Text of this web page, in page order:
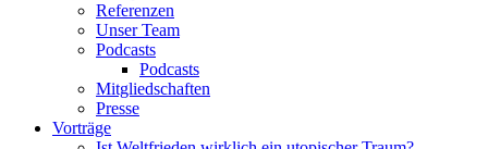
Referenzen
Unser Team
Podcasts
Podcasts
Mitgliedschaften
Presse
Vorträge